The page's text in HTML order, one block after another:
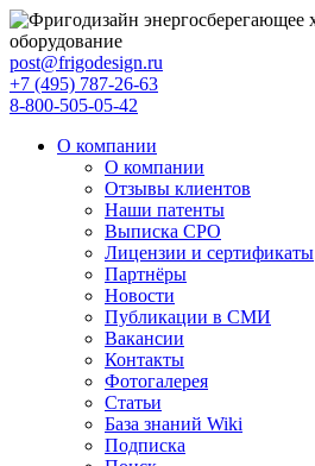
post@frigodesign.ru
+7 (495) 787-26-63
8-800-505-05-42
О компании
О компании
Отзывы клиентов
Наши патенты
Выписка СРО
Лицензии и сертификаты
Партнёры
Новости
Публикации в СМИ
Вакансии
Контакты
Фотогалерея
Статьи
База знаний Wiki
Подписка